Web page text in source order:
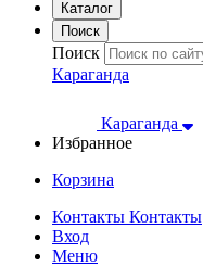
Каталог
Поиск
Поиск
Караганда
Караганда
Избранное
Корзина
Контакты Контакты
Вход
Меню